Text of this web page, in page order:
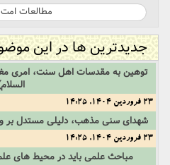
مطالعات
جدیدترین ها در این
توهین به مقدسات اهل سنت، امری
السلام)
23 فروردین 1404, 14:25
شهدای سنی مذهب، دلیلی مستدل بر
23 فروردین 1404, 14:25
مباحث علمی باید در محیط های